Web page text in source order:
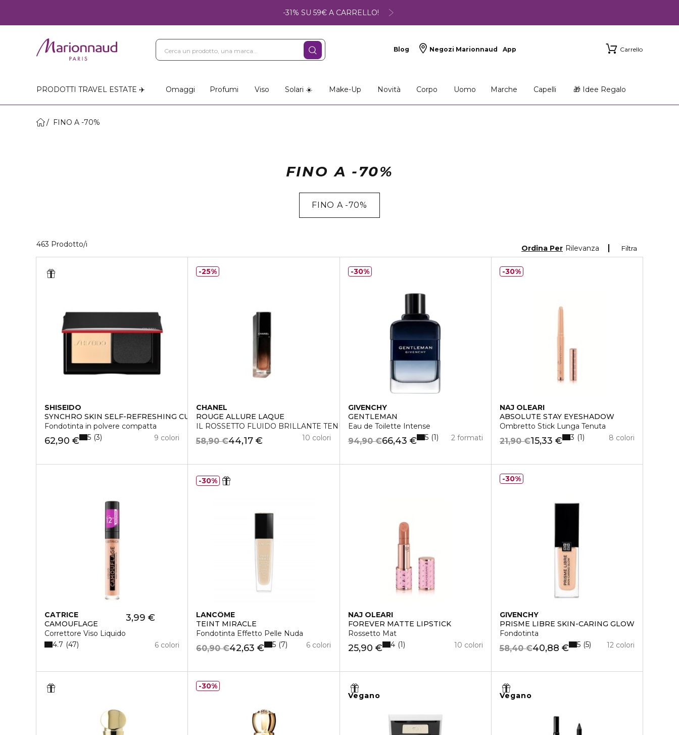
-31% SU 59€ A CARRELLO!
Blog Negozi Marionnaud App Carrello
PRODOTTI TRAVEL ESTATE ✈️ Omaggi Profumi Viso Solari ☀️ Make-Up Novità Corpo Uomo Marche Capelli 🎁 Idee Regalo
FINO A -70%
FINO A -70%
FINO A -70%
463 Prodotto/i Filtra
Ordina Per Rilevanza
SHISEIDO
SYNCHRO SKIN SELF-REFRESHING CUSTOM FINISH POWDER FOUNDATION
Fondotinta in polvere compatta
62,90 € 9 colori
5 3
CHANEL
ROUGE ALLURE LAQUE
IL ROSSETTO FLUIDO BRILLANTE TENUTA ESTREMA
44,17 €
58,90 € 10 colori
25%
GIVENCHY
GENTLEMAN
Eau de Toilette Intense
66,43 €
94,90 € 2 formati
5 1
30%
NAJ OLEARI
ABSOLUTE STAY EYESHADOW
Ombretto Stick Lunga Tenuta
15,33 €
21,90 € 8 colori
3 1
30%
CATRICE
CAMOUFLAGE
Correttore Viso Liquido
3,99 €
6 colori
4.7 47
LANCÔME
TEINT MIRACLE
Fondotinta Effetto Pelle Nuda
42,63 €
60,90 € 6 colori
5 7
30%
NAJ OLEARI
FOREVER MATTE LIPSTICK
Rossetto Mat
25,90 € 10 colori
4 1
GIVENCHY
PRISME LIBRE SKIN-CARING GLOW
Fondotinta
40,88 €
58,40 € 12 colori
5 5
30%
30%
Vegano
Vegano